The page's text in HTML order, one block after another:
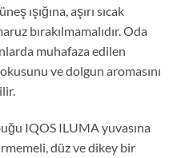
ışığına, aşırı sıcak
bırakılmamalıdır. Oda
muhafaza edilen
ve dolgun aromasını
IQOS ILUMA yuvasına
düz ve dikey bir